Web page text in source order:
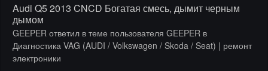
Audi Q5 2013 CNCD Богатая смесь, дымит черным
дымом
GEEPER ответил в теме пользователя GEEPER в
Диагностика VAG (AUDI / Volkswagen / Skoda / Seat) | ремонт
электроники